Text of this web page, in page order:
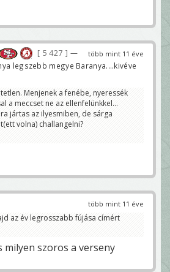
több mint 11 éve
5 427
—
legszebb megye Baranya....kivéve
Menjenek a fenébe, nyeressék
a meccset ne az ellenfelünkkel...
jártas az ilyesmiben, de sárga
volna) challangelni?
több mint 11 éve
az év legrosszabb fújása címért
milyen szoros a verseny